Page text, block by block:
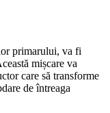
primarului, va fi
mișcare va
care să transforme
de întreaga